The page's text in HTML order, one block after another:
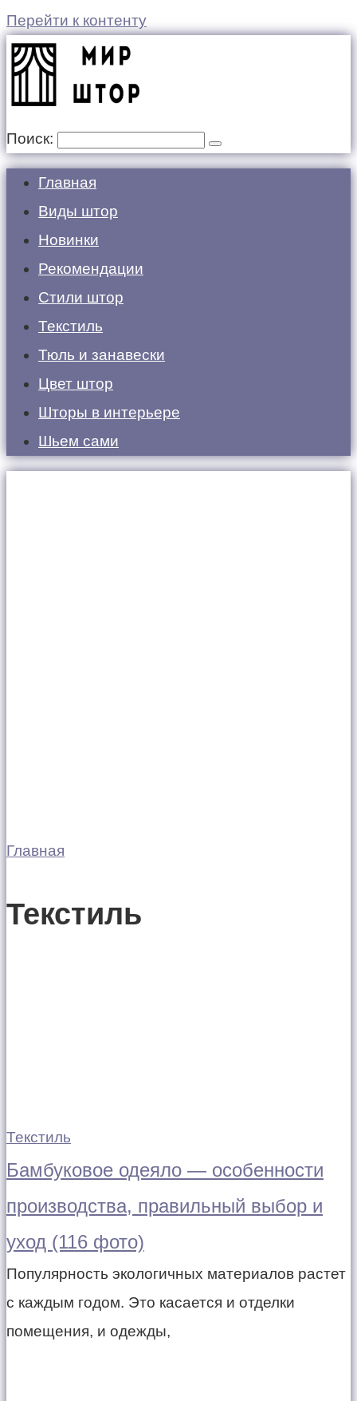
Перейти к контенту
Поиск:
Главная
Виды штор
Новинки
Рекомендации
Стили штор
Текстиль
Тюль и занавески
Цвет штор
Шторы в интерьере
Шьем сами
Главная
Текстиль
Текстиль
Бамбуковое одеяло — особенности
производства, правильный выбор и
уход (116 фото)
Популярность экологичных материалов растет
с каждым годом. Это касается и отделки
помещения, и одежды,